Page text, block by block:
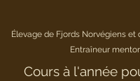
Élevage de Fjords Norvégiens
Entraîneur mentor
Cours à l'année